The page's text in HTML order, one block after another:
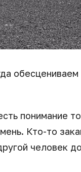
понимание
Кто-то
человек